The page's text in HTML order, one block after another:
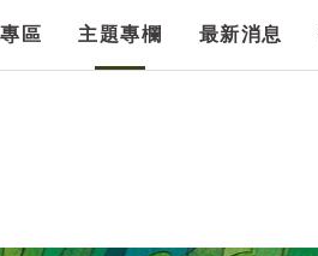
區 主題專欄 最新消息